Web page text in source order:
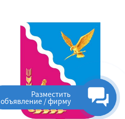
Разместить
объявление / фирму